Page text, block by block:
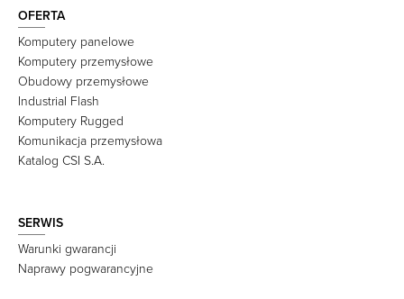
OFERTA
Komputery panelowe
Komputery przemysłowe
Obudowy przemysłowe
Industrial Flash
Komputery Rugged
Komunikacja przemysłowa
Katalog CSI S.A.
SERWIS
Warunki gwarancji
Naprawy pogwarancyjne